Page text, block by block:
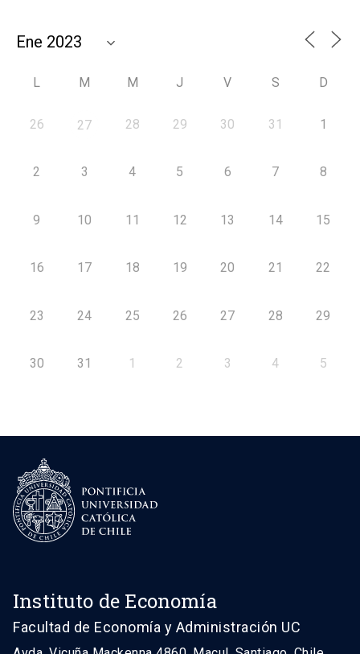
L M M J V S D
26 27 28 29 30 31 1
2 3 4 5 6 7 8
9 10 11 12 13 14 15
16 17 18 19 20 21 22
23 24 25 26 27 28 29
30 31 1 2 3 4 5
Instituto de Economía
Facultad de Economía y Administración UC